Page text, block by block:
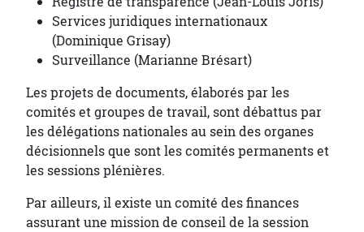
Services juridiques internationaux
(Dominique Grisay)
Surveillance (Marianne Brésart)
Les projets de documents, élaborés par les
comités et groupes de travail, sont débattus par
les délégations nationales au sein des organes
décisionnels que sont les comités permanents et
les sessions plénières.
Par ailleurs, il existe un comité des finances
assurant une mission de conseil de la session